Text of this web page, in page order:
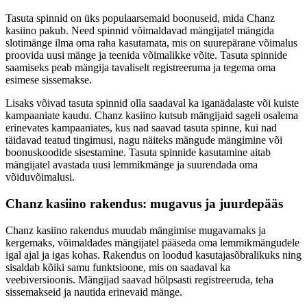
Tasuta spinnid on üks populaarsemaid boonuseid, mida Chanz
kasiino pakub. Need spinnid võimaldavad mängijatel mängida
slotimänge ilma oma raha kasutamata, mis on suurepärane võimalus
proovida uusi mänge ja teenida võimalikke võite. Tasuta spinnide
saamiseks peab mängija tavaliselt registreeruma ja tegema oma
esimese sissemakse.
Lisaks võivad tasuta spinnid olla saadaval ka iganädalaste või kuiste
kampaaniate kaudu. Chanz kasiino kutsub mängijaid sageli osalema
erinevates kampaaniates, kus nad saavad tasuta spinne, kui nad
täidavad teatud tingimusi, nagu näiteks mängude mängimine või
boonuskoodide sisestamine. Tasuta spinnide kasutamine aitab
mängijatel avastada uusi lemmikmänge ja suurendada oma
võiduvõimalusi.
Chanz kasiino rakendus: mugavus ja juurdepääs
Chanz kasiino rakendus muudab mängimise mugavamaks ja
kergemaks, võimaldades mängijatel pääseda oma lemmikmängudele
igal ajal ja igas kohas. Rakendus on loodud kasutajasõbralikuks ning
sisaldab kõiki samu funktsioone, mis on saadaval ka
veebiversioonis. Mängijad saavad hõlpsasti registreeruda, teha
sissemakseid ja nautida erinevaid mänge.